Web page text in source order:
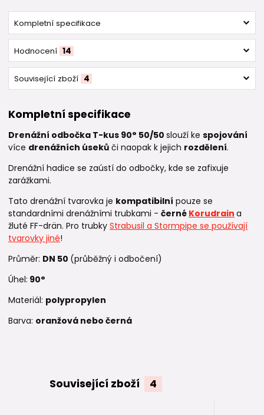
Kompletní specifikace
Hodnocení 14
Související zboží 4
Kompletní specifikace
Drenážní odbočka T-kus 90° 50/50 slouží ke spojování
více drenážních úseků či naopak k jejich rozdělení.
Drenážní hadice se zaústí do odbočky, kde se zafixuje
zarážkami.
Tato drenážní tvarovka je kompatibilní pouze se
standardními drenážními trubkami - černé Korudrain a
žluté FF-drän. Pro trubky Strabusil a Stormpipe se používají
tvarovky jiné!
Průměr: DN 50 (průběžný i odbočení)
Úhel: 90°
Materiál: polypropylen
Barva: oranžová nebo černá
Související zboží 4